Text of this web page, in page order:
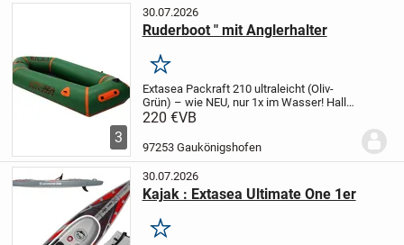
3
30.07.2026
Ruderboot " mit Anglerhalter
Merken
Extasea Packraft 210 ultraleicht (Oliv-
Grün) – wie NEU, nur 1x im Wasser!Hallo
zusammen, ich verkaufe hier mein
Farbe Oliv-Grün.Ich habe das Boot erst
220 €VB
97253 Gaukönigshofen
30.07.2026
Kajak : Extasea Ultimate One 1er
Merken